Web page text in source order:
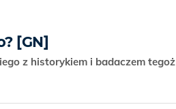
[GN]
z historykiem i badaczem tegoż